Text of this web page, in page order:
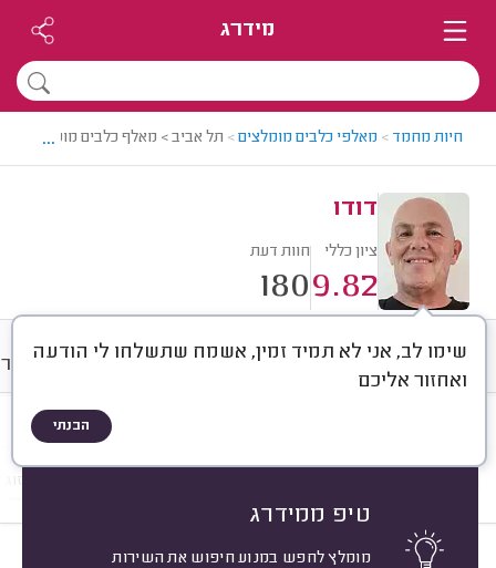
מידרג
חיות מחמד > מאלפי כלבים מומלצים> תל אביב > מאלף כלבים מומלץ -
...
דודו
ציון כללי
9.82
חוות דעת
180
שימו לב, אני לא תמיד זמין, אשמח שתשלחו לי הודעה
ואחזור אליכם
הבנתי
טיפ ממידרג
מומלץ לחפש במנוע חיפוש את השירות
חוות דעת מחירים ממוצע
סוג